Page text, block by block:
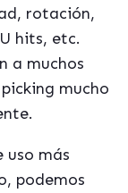
rotación,
hits, etc.
a muchos
mucho
uso más
podemos